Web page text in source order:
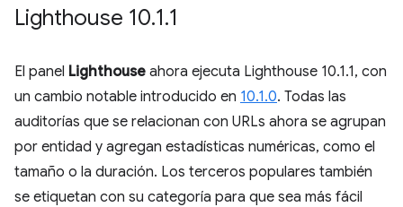
Lighthouse 10.1.1
El panel Lighthouse ahora ejecuta Lighthouse 10.1.1, con
un cambio notable introducido en 10.1.0. Todas las
auditorías que se relacionan con URLs ahora se agrupan
por entidad y agregan estadísticas numéricas, como el
tamaño o la duración. Los terceros populares también
se etiquetan con su categoría para que sea más fácil